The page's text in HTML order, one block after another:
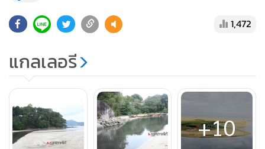
หาดป่าตอง และหาดกะรน ก็ต้องเผชิญต่อวิกฤตน้ำเสียสีดำๆ
ไหลลงทะเล จากก่อนหน้านี้ไม่กี่เดือนปัญหาก็เกิดขึ้นที่หาดไตร
ตรัง และหาดสุรินทร์
โดยที่หาดป่าตองนั้น เป็นพื้นที่ที่ต้องเผชิญต่อปัญหาน้ำเสียสีดำ
1,472
แกลเลอรี
+10